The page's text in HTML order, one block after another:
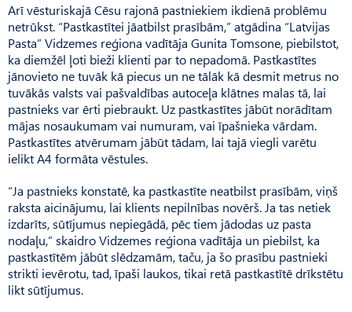
Arī vēsturiskajā Cēsu rajonā pastniekiem ikdienā problēmu
netrūkst. “Pastkastītei jāatbilst prasībām,” atgādina “Latvijas
Pasta” Vidzemes reģiona vadītāja Gunita Tomsone, piebilstot,
ka diemžēl ļoti bieži klienti par to nepadomā. Pastkastītes
jānovieto ne tuvāk kā piecus un ne tālāk kā desmit metrus no
tuvākās valsts vai pašvaldības autoceļa klātnes malas tā, lai
pastnieks var ērti piebraukt. Uz pastkastītes jābūt norādītam
mājas nosaukumam vai numuram, vai īpašnieka vārdam.
Pastkastītes atvērumam jābūt tādam, lai tajā viegli varētu
ielikt A4 formāta vēstules.
“Ja pastnieks konstatē, ka past­kastīte neatbilst prasībām, viņš
raksta aicinājumu, lai klients nepilnības novērš. Ja tas netiek
izdarīts, sūtījumus nepiegādā, pēc tiem jādodas uz pasta
nodaļu,” skaidro Vidzemes reģiona vadītāja un piebilst, ka
pastkastītēm jābūt slēdzamām, taču, ja šo prasību pastnieki
strikti ievērotu, tad, īpaši laukos, tikai retā pastkastītē drīkstētu
likt sūtījumus.